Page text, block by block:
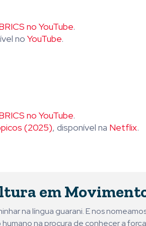
no YouTube.
no YouTube.
no YouTube.
(2025), disponível na Netflix.
em
na língua guarani. E nos
na procura de conhecer a